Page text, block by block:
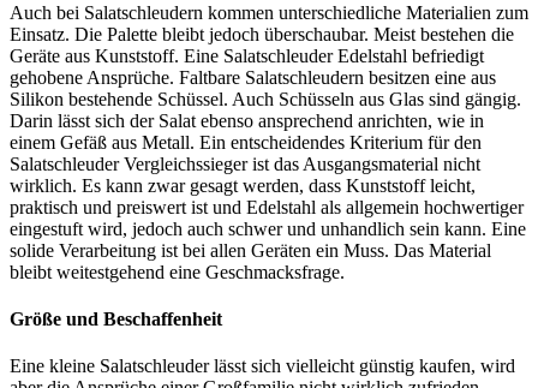
Auch bei Salatschleudern kommen unterschiedliche Materialien zum
Einsatz. Die Palette bleibt jedoch überschaubar. Meist bestehen die
Geräte aus Kunststoff. Eine Salatschleuder Edelstahl befriedigt
gehobene Ansprüche. Faltbare Salatschleudern besitzen eine aus
Silikon bestehende Schüssel. Auch Schüsseln aus Glas sind gängig.
Darin lässt sich der Salat ebenso ansprechend anrichten, wie in
einem Gefäß aus Metall. Ein entscheidendes Kriterium für den
Salatschleuder Vergleichssieger ist das Ausgangsmaterial nicht
wirklich. Es kann zwar gesagt werden, dass Kunststoff leicht,
praktisch und preiswert ist und Edelstahl als allgemein hochwertiger
eingestuft wird, jedoch auch schwer und unhandlich sein kann. Eine
solide Verarbeitung ist bei allen Geräten ein Muss. Das Material
bleibt weitestgehend eine Geschmacksfrage.
Größe und Beschaffenheit
Eine kleine Salatschleuder lässt sich vielleicht günstig kaufen, wird